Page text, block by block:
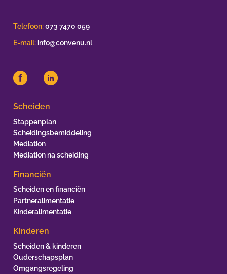
Telefoon:073 7470 059
E-mail: info@convenu.nl
Scheiden
Stappenplan
Scheidingsbemiddeling
Mediation
Mediation na scheiding
Financiën
Scheiden en financiën
Partneralimentatie
Kinderalimentatie
Kinderen
Scheiden & kinderen
Ouderschapsplan
Omgangsregeling